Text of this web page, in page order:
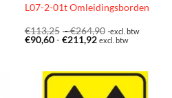
L07-2-01t Omleidingsborden
€113,25 -€264,90 Prijsklasse:
€113,25
excl. btw
€90,60 - €211,92Prijsklasse:
excl. btw